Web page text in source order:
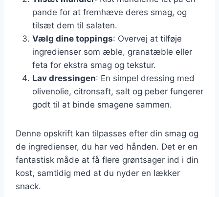
pande for at fremhæve deres smag, og
tilsæt dem til salaten.
Vælg dine toppings: Overvej at tilføje
ingredienser som æble, granatæble eller
feta for ekstra smag og tekstur.
Lav dressingen: En simpel dressing med
olivenolie, citronsaft, salt og peber fungerer
godt til at binde smagene sammen.
Denne opskrift kan tilpasses efter din smag og
de ingredienser, du har ved hånden. Det er en
fantastisk måde at få flere grøntsager ind i din
kost, samtidig med at du nyder en lækker
snack.